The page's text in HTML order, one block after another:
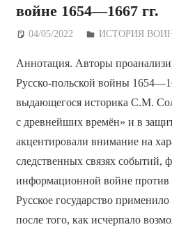
войне 1654—1667 гг.
04/05/2022 Дежурный по
ИСТОРИЯ
Аннотация. Авторы
Русско-польской войны
выдающегося историка С.М.
с древнейших времён» и в
акцентировали внимание на
следственных связях событий,
информационной войне против
Русское государство
после того, как исчерпало